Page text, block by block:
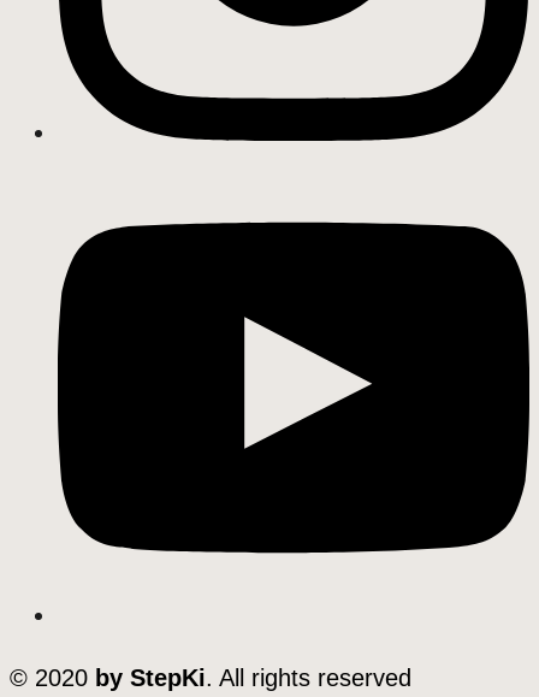
© 2020 by StepKi. All rights reserved